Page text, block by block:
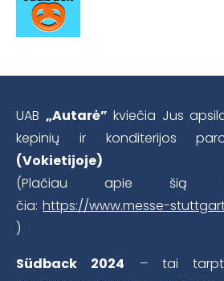
UAB „Autarė” kviečia Jus
kepinių ir konditerijos
(Vokietijoje)
(Plačiau apie šią
čia: https://www.messe-
)
Südback 2024 – tai